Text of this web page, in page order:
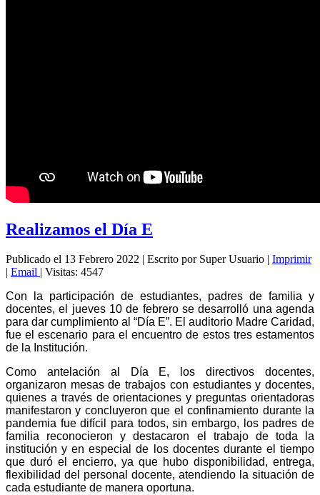
Realizamos el Día E
Publicado el 13 Febrero 2022 | Escrito por Super Usuario | Imprimir
| Email | Visitas: 4547
Con la participación de estudiantes, padres de familia y
docentes, el jueves 10 de febrero se desarrolló una agenda
para dar cumplimiento al “Día E”. El auditorio Madre Caridad,
fue el escenario para el encuentro de estos tres estamentos
de la Institución.
Como antelación al Día E, los directivos docentes,
organizaron mesas de trabajos con estudiantes y docentes,
quienes a través de orientaciones y preguntas orientadoras
manifestaron y concluyeron que el confinamiento durante la
pandemia fue difícil para todos, sin embargo, los padres de
familia reconocieron y destacaron el trabajo de toda la
institución y en especial de los docentes durante el tiempo
que duró el encierro, ya que hubo disponibilidad, entrega,
flexibilidad del personal docente, atendiendo la situación de
cada estudiante de manera oportuna.